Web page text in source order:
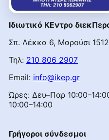
Ιδιωτικό ΚΕντρο
Σπ. Λέκκα 6, Μαρούσι
Τηλ: 210 806 2907
Email: info@ikep.gr
Ώρες: Δευ–Παρ
10:00–14:00
Γρήγοροι σύνδεσμοι